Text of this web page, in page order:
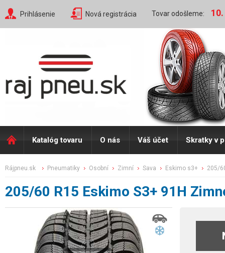
Prihlásenie Nová registrácia Tovar odošleme:
Katalóg tovaru O nás Váš účet Skratky v
rájpneu.sk pneumatiky osobní zimní sava eskimo s3+ 205/
205/60 R15 Eskimo S3+ 91H